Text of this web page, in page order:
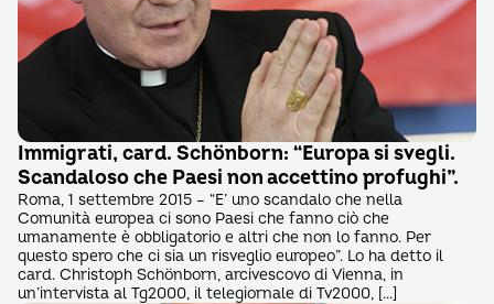
Immigrati, card. Schönborn: “Europa si svegli.
Scandaloso che Paesi non accettino profughi”.
Roma, 1 settembre 2015 – “E’ uno scandalo che nella
Comunità europea ci sono Paesi che fanno ciò che
umanamente è obbligatorio e altri che non lo fanno. Per
questo spero che ci sia un risveglio europeo”. Lo ha detto il
card. Christoph Schönborn, arcivescovo di Vienna, in
un’intervista al Tg2000, il telegiornale di Tv2000, […]